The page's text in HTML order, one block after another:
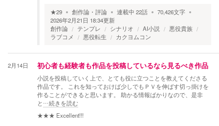
★29 創作論・評論 連載中 22話 70,426文字
2026年2月21日 18:34更新
創作論
テンプレ シナリオ AI小説
悪役貴族
ラブコメ
悪役転生 カクヨムコン
2月14日 初心者も経験者も作品を投稿しているなら見るべき作品
小説を投稿していく上で、とても役に立つことを教えてくださる
作品です。 これを知っておけば少しでもＰＶを伸ばす切っ掛けを
作ることができると思います。 助かる情報ばかりなので、是非
と …続きを読む
★★★ Excellent!!!